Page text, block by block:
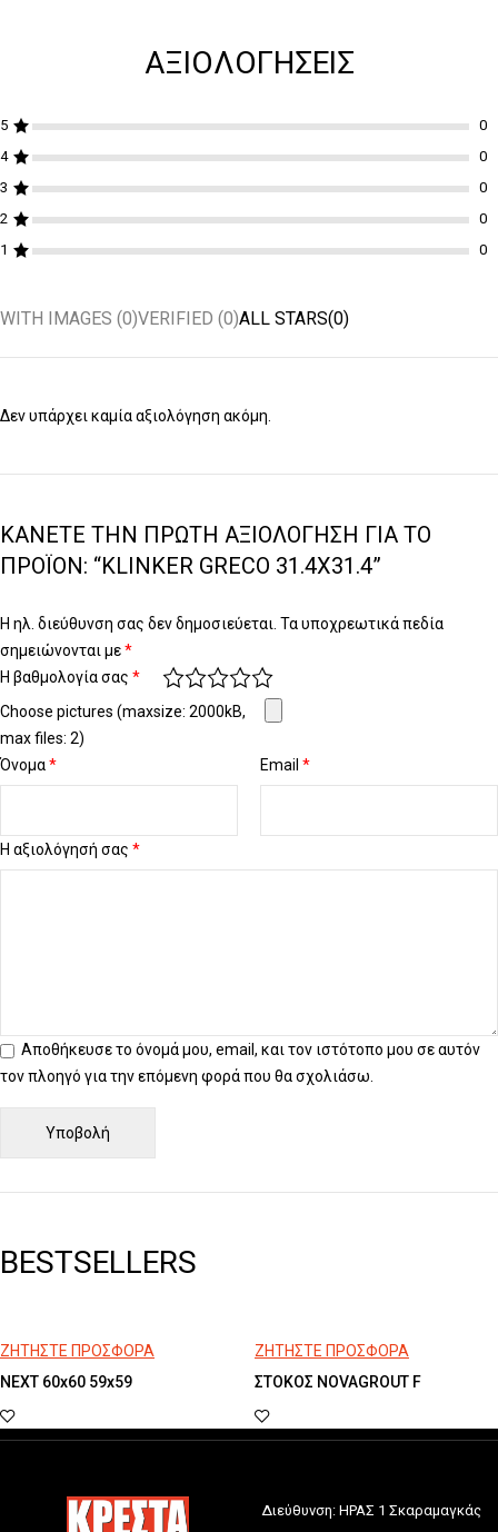
ΑΞΙΟΛΟΓΉΣΕΙΣ
5
4
3
2
1
WITH IMAGES (0)VERIFIED (0)ALL STARS(0)
Δεν υπάρχει καμία αξιολόγηση ακόμη.
ΚΆΝΕΤΕ ΤΗΝ ΠΡΏΤΗ ΑΞΙΟΛΌΓΗΣΗ ΓΙΑ ΤΟ
ΠΡΟΪΌΝ: “KLINKER GRECO 31.4X31.4”
Η ηλ. διεύθυνση σας δεν δημοσιεύεται. Τα υποχρεωτικά πεδία
σημειώνονται με*
Η βαθμολογία σας *
Η αξιολόγησή σας *
Choose pictures (maxsize: 2000kB,
max files: 2)
Όνομα* Email *
Αποθήκευσε το όνομά μου, email, και τον ιστότοπο μου σε αυτόν
τον πλοηγό για την επόμενη φορά που θα σχολιάσω.
BESTSELLERS
ΖΗΤΗΣΤΕ ΠΡΟΣΦΟΡΑ
NEXT 60x60 59x59
ΖΗΤΗΣΤΕ ΠΡΟΣΦΟΡΑ
ΣΤΟΚΟΣ NOVAGROUT F
Διεύθυνση: ΗΡΑΣ 1 Σκαραμαγκάς